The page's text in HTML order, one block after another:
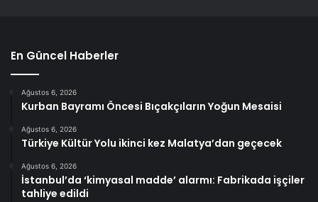
En Güncel Haberler
Ağustos 6, 2026
Kurban Bayramı Öncesi Bıçakçıların Yoğun Mesaisi
Ağustos 6, 2026
Türkiye Kültür Yolu ikinci kez Malatya’dan geçecek
Ağustos 6, 2026
İstanbul’da ‘kimyasal madde’ alarmı: Fabrikada işçiler
tahliye edildi